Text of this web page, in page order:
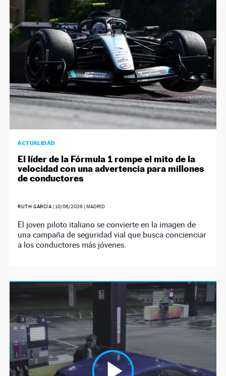
ACTUALIDAD
El líder de la Fórmula 1 rompe el mito de la
velocidad con una advertencia para millones
de conductores
RUTH GARCÍA | 10/06/2026 | MADRID
El joven piloto italiano se convierte en la imagen de
una campaña de seguridad vial que busca concienciar
a los conductores más jóvenes.